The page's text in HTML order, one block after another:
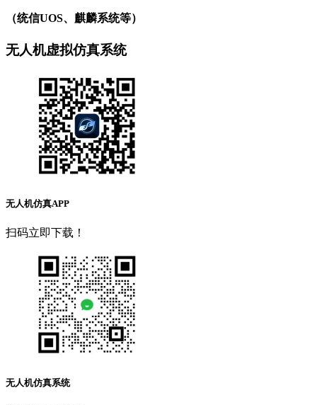
（统信UOS、麒麟系统等）
无人机虚拟仿真系统
无人机仿真APP
扫码立即下载！
无人机仿真系统